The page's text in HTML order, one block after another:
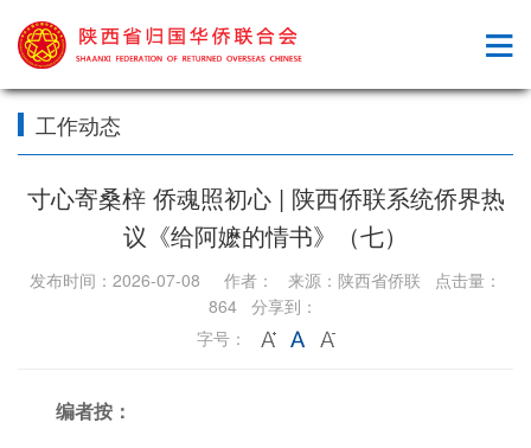
工作动态
寸心寄桑梓 侨魂照初心 | 陕西侨联系统侨界热
议《给阿嬷的情书》（七）
发布时间：2026-07-08 作者： 来源：陕西省侨联 点击量：
864 分享到：
字号：
编者按：